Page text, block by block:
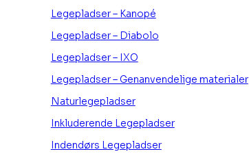
Legepladser – Kanopé
Legepladser – Diabolo
Legepladser – IXO
Legepladser – Genanvendelige materialer
Naturlegepladser
Inkluderende Legepladser
Indendørs Legepladser